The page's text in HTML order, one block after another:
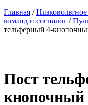
Главная /
команд и сигналов /
тельферный 4-
Пост
кнопочный